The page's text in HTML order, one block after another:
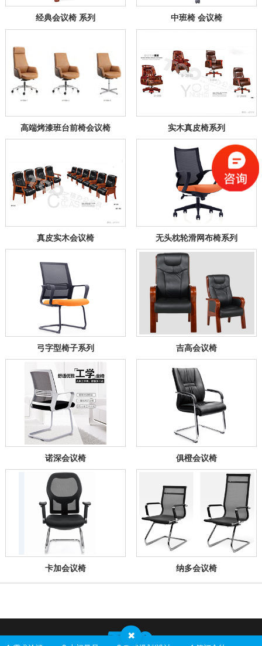
经典会议椅 系列 中班椅 会议椅
高端烤漆班台前椅会议椅 实木真皮椅系列
真皮实木会议椅 无头枕轮滑网布椅系列
弓字型椅子系列 吉高会议椅
诺深会议椅 俱橙会议椅
卡加会议椅 纳多会议椅
✖